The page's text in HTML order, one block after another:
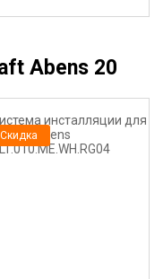
Abens 20
Скидка